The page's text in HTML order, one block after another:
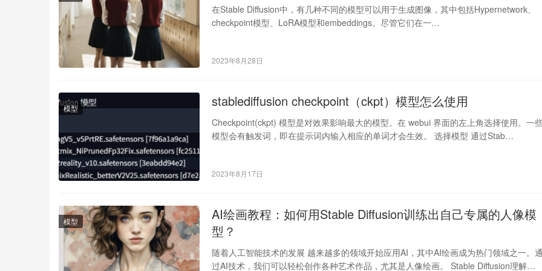
在Stable Diffusion中，有几种不同的模型可以用于生成图像，其中包括Hypernetwork、
checkpoint模型、LoRA模型和embeddings。尽管它们在一…
2023年8月28日
模型 stablediffusion checkpoint（ckpt）模型怎么使用
Checkpoint(ckpt) 模型是对效果影响最大的模型。在 webui 界面的左上角选择使用。一
模型会有触发词，即在提示词内输入相应的单词才会生效。 选择模型 通过Stab…
2023年8月17日
模型
AI绘画教程：如何用Stable Diffusion训练出自己专属的人像模
型？
随着人工智能技术的发展 越来越多的领域开始应用AI，其中AI绘画成为热门领域之一。
过AI技术，我们可以轻松创作各种艺术作品，尤其是人像绘画。 Stable Diffusion理解…